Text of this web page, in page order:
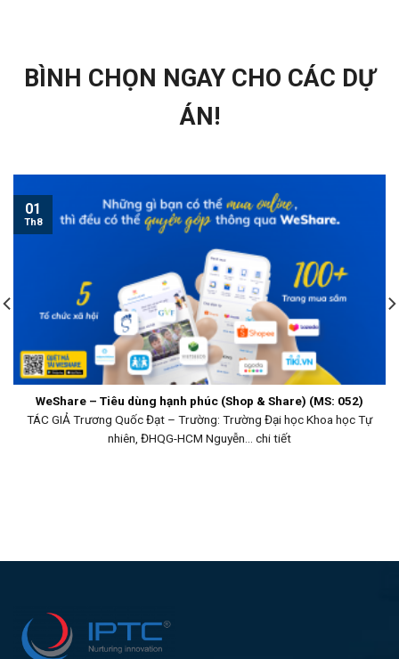
BÌNH CHỌN NGAY CHO CÁC DỰ
ÁN!
WeShare – Tiêu dùng hạnh phúc (Shop & Share) (MS: 052)
TÁC GIẢ Trương Quốc Đạt – Trường: Trường Đại học Khoa học Tự
nhiên, ĐHQG-HCM Nguyễn... chi tiết
01
Th8